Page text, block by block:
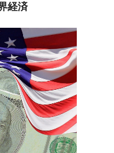
経済